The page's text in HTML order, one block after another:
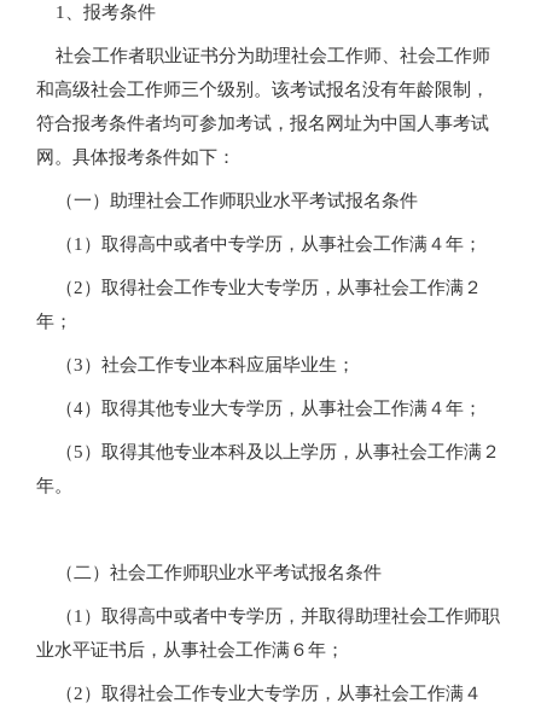
1、报考条件
社会工作者职业证书分为助理社会工作师、社会工作师
和高级社会工作师三个级别。该考试报名没有年龄限制，
符合报考条件者均可参加考试，报名网址为中国人事考试
网。具体报考条件如下：
（一）助理社会工作师职业水平考试报名条件
（1）取得高中或者中专学历，从事社会工作满４年；
（2）取得社会工作专业大专学历，从事社会工作满２
年；
（3）社会工作专业本科应届毕业生；
（4）取得其他专业大专学历，从事社会工作满４年；
（5）取得其他专业本科及以上学历，从事社会工作满２
年。
（二）社会工作师职业水平考试报名条件
（1）取得高中或者中专学历，并取得助理社会工作师职
业水平证书后，从事社会工作满６年；
（2）取得社会工作专业大专学历，从事社会工作满４